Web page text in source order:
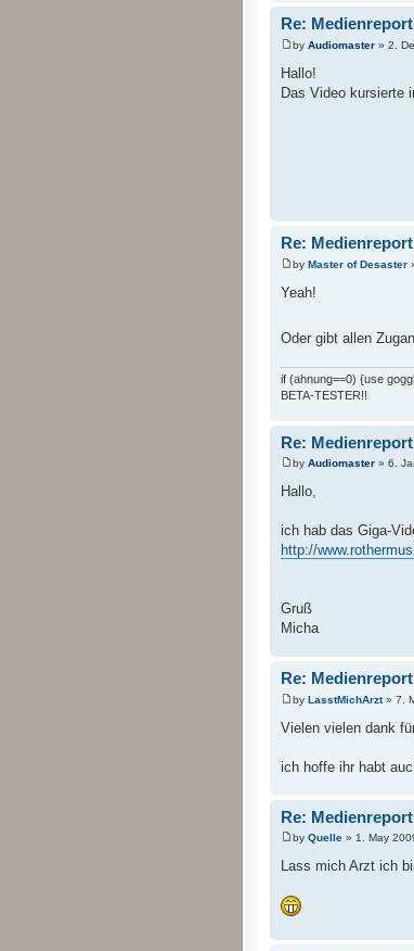
Re: Medienreport
by Audiomaster » 2.
Hallo!
Das Video kursierte
Re: Medienreport
by Master of Desaster
Yeah!
Oder gibt allen
if (ahnung==0) {use
BETA-TESTER!!
Re: Medienreport
by Audiomaster » 6.
Hallo,
ich hab das Giga-
http://
Gruß
Micha
Re: Medienreport
by LasstMichArzt» 7.
Vielen vielen dank
ich hoffe ihr habt
Re: Medienreport
by Quelle » 1. May
Lass mich Arzt ich